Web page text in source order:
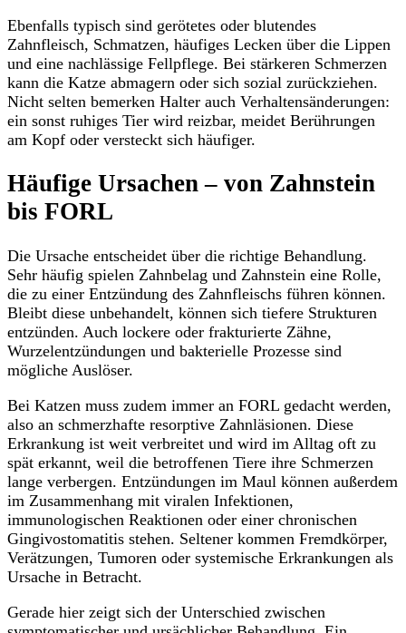
Ebenfalls typisch sind gerötetes oder blutendes
Zahnfleisch, Schmatzen, häufiges Lecken über die Lippen
und eine nachlässige Fellpflege. Bei stärkeren Schmerzen
kann die Katze abmagern oder sich sozial zurückziehen.
Nicht selten bemerken Halter auch Verhaltensänderungen:
ein sonst ruhiges Tier wird reizbar, meidet Berührungen
am Kopf oder versteckt sich häufiger.
Häufige Ursachen – von Zahnstein
bis FORL
Die Ursache entscheidet über die richtige Behandlung.
Sehr häufig spielen Zahnbelag und Zahnstein eine Rolle,
die zu einer Entzündung des Zahnfleischs führen können.
Bleibt diese unbehandelt, können sich tiefere Strukturen
entzünden. Auch lockere oder frakturierte Zähne,
Wurzelentzündungen und bakterielle Prozesse sind
mögliche Auslöser.
Bei Katzen muss zudem immer an FORL gedacht werden,
also an schmerzhafte resorptive Zahnläsionen. Diese
Erkrankung ist weit verbreitet und wird im Alltag oft zu
spät erkannt, weil die betroffenen Tiere ihre Schmerzen
lange verbergen. Entzündungen im Maul können außerdem
im Zusammenhang mit viralen Infektionen,
immunologischen Reaktionen oder einer chronischen
Gingivostomatitis stehen. Seltener kommen Fremdkörper,
Verätzungen, Tumoren oder systemische Erkrankungen als
Ursache in Betracht.
Gerade hier zeigt sich der Unterschied zwischen